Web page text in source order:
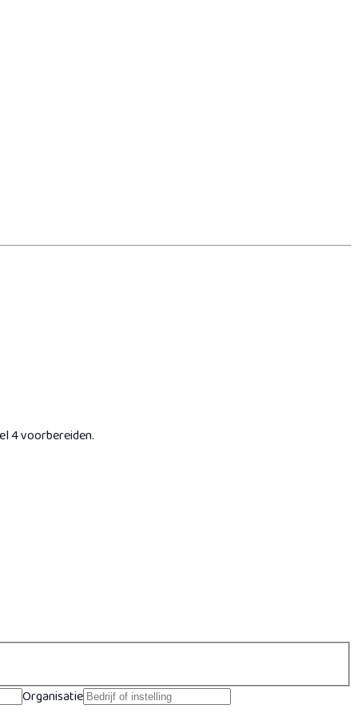
4 voorbereiden.
Organisatie